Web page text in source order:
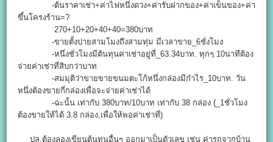
-ต้นราคาเช่า+ค่าไฟหนึ่งดวง+ค่ารับฝากของ+ค่าเข็นของ+ค่า
ขึ้นโครงร้าน=?
270+10+20+40+40=380บาท
-ขายตั้งบ่ายสามโมงถึงสามทุ่ม มีเวลาขาย_6ชั่งโมง
-หนึ่งชั่วโมงมีต้นทุนค่าเช่าอยู่ที่_63.34บาท. ทุกๆ 10นาทีต้อง
จ่ายค่าเช่าที่สิบกว่าบาท
-สมมุติว่าขายขายขนมตะโก้หนึ่งกล่องมีกำไร_10บาท. วัน
หนึ่งต้องขายกี่กล่องเพื่อจะจ่ายค่าเช่าได้
-ฉะนั้น เท่ากับ 380บาท/10บาท เท่ากับ 38 กล่อง (_1ชั่วโมง
ต้องขายให้ได้ 3.8 กล่อง,เพื่อให้พอค่าเช่าที่)
ปล.ต้องลองเขียนต้นทุนอื่นๆ ออกมาเป็นตัวเลข เช่น ค่ารถจากบ้าน